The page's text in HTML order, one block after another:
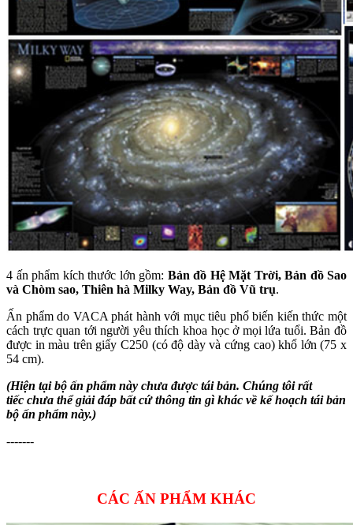
4 ấn phẩm kích thước lớn gồm: Bản đồ Hệ Mặt Trời, Bản đồ Sao
và Chòm sao, Thiên hà Milky Way, Bản đồ Vũ trụ.
Ấn phẩm do VACA phát hành với mục tiêu phổ biến kiến thức một
cách trực quan tới người yêu thích khoa học ở mọi lứa tuổi. Bản đồ
được in màu trên giấy C250 (có độ dày và cứng cao) khổ lớn (75 x
54 cm).
(Hiện tại bộ ấn phẩm này chưa được tái bản. Chúng tôi rất
tiếc chưa thể giải đáp bất cứ thông tin gì khác về kế hoạch tái bản
bộ ấn phẩm này.)
-------
CÁC ẤN PHẨM KHÁC